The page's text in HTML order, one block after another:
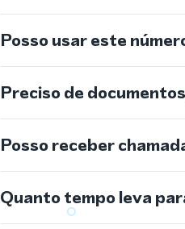
Posso usar este
Preciso de
Posso receber
Quanto tempo leva